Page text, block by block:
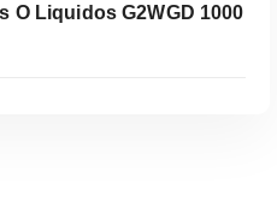
O Liquidos G2WGD 1000